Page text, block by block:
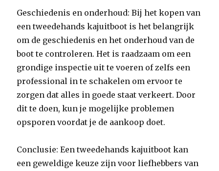
Geschiedenis en onderhoud: Bij het kopen van
een tweedehands kajuitboot is het belangrijk
om de geschiedenis en het onderhoud van de
boot te controleren. Het is raadzaam om een
grondige inspectie uit te voeren of zelfs een
professional in te schakelen om ervoor te
zorgen dat alles in goede staat verkeert. Door
dit te doen, kun je mogelijke problemen
opsporen voordat je de aankoop doet.
Conclusie: Een tweedehands kajuitboot kan
een geweldige keuze zijn voor liefhebbers van